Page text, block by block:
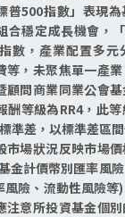
後投資決策
支出需求，真正
現在調整」、「
金由專業團隊依
進出、猜測時點
運作更符合退休
普500指數」表現
穩定成長機會，「
數，產業配置多元
等，未聚焦單一產
顧問商業同業公會
酬等級為RR4，此
準差，以標準差區
市場狀況反映市場
金計價幣別匯率風
險、流動性風險等
注意所投資基金個